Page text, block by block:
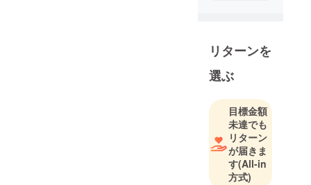
リターンを
選ぶ
目標金額
未達でも
リターン
が届きま
す(All-in
方式)